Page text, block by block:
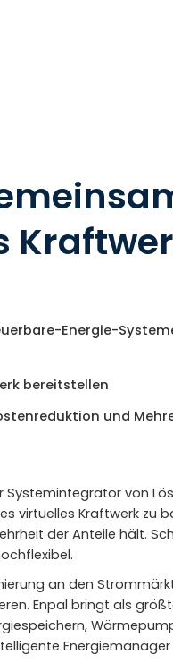
Energie-
bereitstellen
und
von
virtuelles Kraftwerk zu
der Anteile hält.
an den
Enpal bringt als